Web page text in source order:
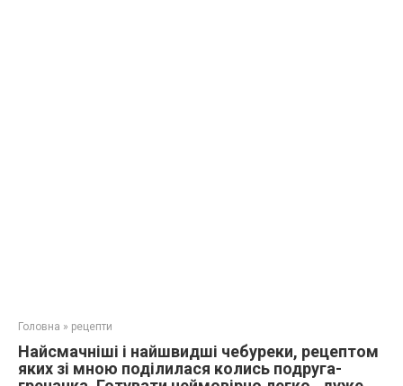
Головна » рецепти
Найсмачніші і найшвидші чебуреки, рецептом
яких зі мною поділилася колись подруга-